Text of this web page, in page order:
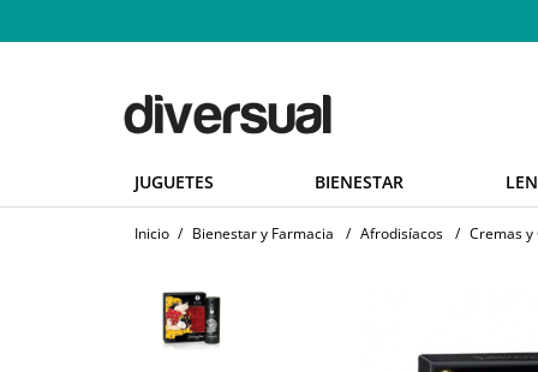
JUGUETES BIENESTAR
Inicio / Bienestar y Farmacia / Afrodisíacos / Cremas y